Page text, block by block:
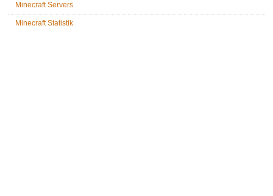
Minecraft Servers
Minecraft Statistik